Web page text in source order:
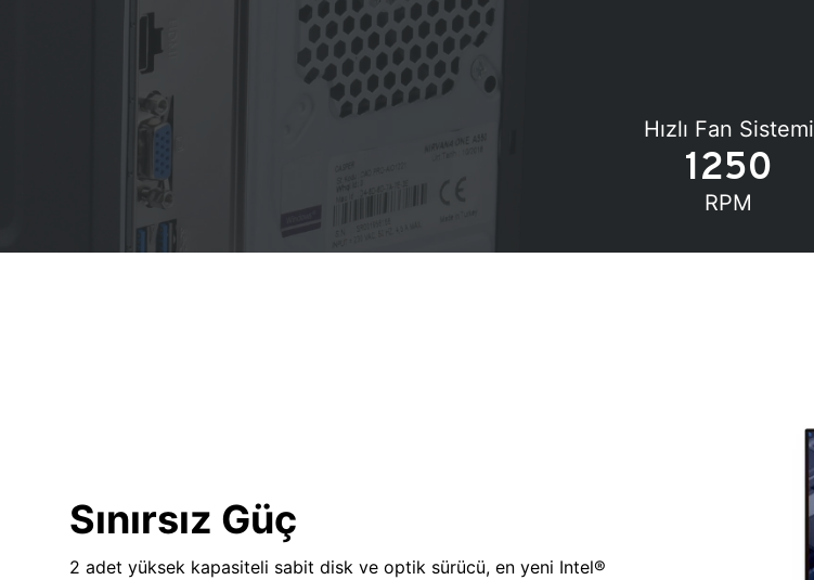
Hızlı Fan Sistemi
1250
RPM
Sınırsız Güç
2 adet yüksek kapasiteli sabit disk ve optik sürücü, en yeni Intel®